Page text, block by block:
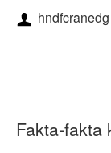
Hubungi
hndfcranedg
Fakta-fakta